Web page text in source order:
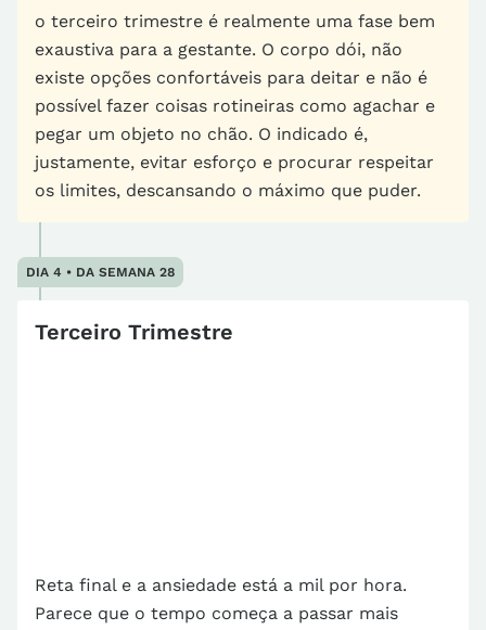
o terceiro trimestre é realmente uma fase bem
exaustiva para a gestante. O corpo dói, não
existe opções confortáveis para deitar e não é
possível fazer coisas rotineiras como agachar e
pegar um objeto no chão. O indicado é,
justamente, evitar esforço e procurar respeitar
os limites, descansando o máximo que puder.
DIA 4 • DA SEMANA 28
Terceiro Trimestre
Reta final e a ansiedade está a mil por hora.
Parece que o tempo começa a passar mais